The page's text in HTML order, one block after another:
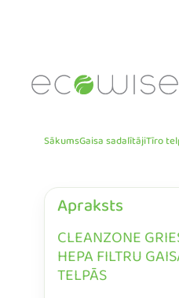
content
SākumsGaisa sadalītājiTīro
Apraksts
CLEANZONE
HEPA FILTRU
TELPĀS